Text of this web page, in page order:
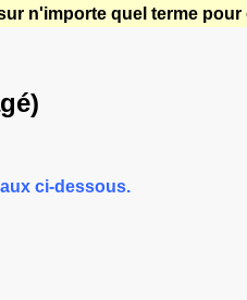
n'importe quel terme
ci-dessous.